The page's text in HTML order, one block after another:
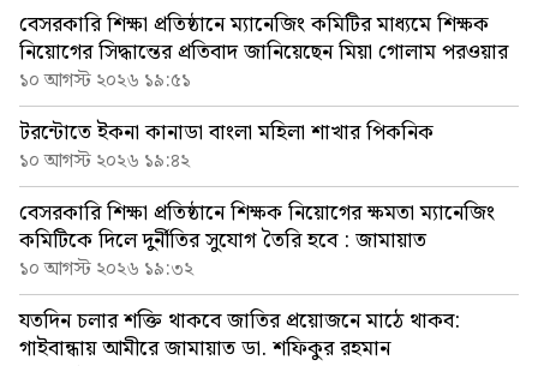
বেসরকারি শিক্ষা প্রতিষ্ঠানে ম্যানেজিং কমিটির মাধ্যমে শিক্ষক
নিয়োগের সিদ্ধান্তের প্রতিবাদ জানিয়েছেন মিয়া গোলাম পরওয়ার
১০ আগস্ট ২০২৬ ১৯:৫১
টরন্টোতে ইকনা কানাডা বাংলা মহিলা শাখার পিকনিক
১০ আগস্ট ২০২৬ ১৯:৪২
বেসরকারি শিক্ষা প্রতিষ্ঠানে শিক্ষক নিয়োগের ক্ষমতা ম্যানেজিং
কমিটিকে দিলে দুর্নীতির সুযোগ তৈরি হবে : জামায়াত
১০ আগস্ট ২০২৬ ১৯:৩২
যতদিন চলার শক্তি থাকবে জাতির প্রয়োজনে মাঠে থাকব:
গাইবান্ধায় আমীরে জামায়াত ডা. শফিকুর রহমান